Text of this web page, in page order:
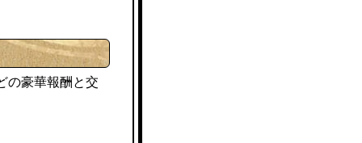
の豪華報酬と交